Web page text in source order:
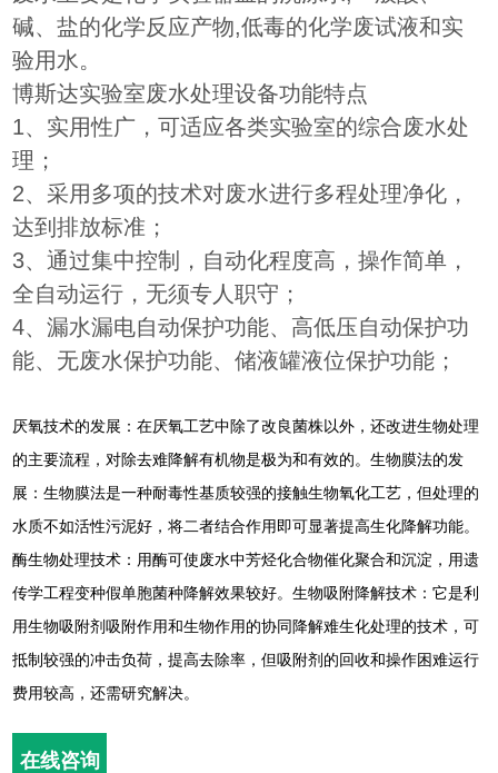
碱、盐的化学反应产物,低毒的化学废试液和实
验用水。
博斯达实验室废水处理设备功能特点
1、实用性广，可适应各类实验室的综合废水处
理；
2、采用多项的技术对废水进行多程处理净化，
达到排放标准；
3、通过集中控制，自动化程度高，操作简单，
全自动运行，无须专人职守；
4、漏水漏电自动保护功能、高低压自动保护功
能、无废水保护功能、储液罐液位保护功能；
厌氧技术的发展：在厌氧工艺中除了改良菌株以外，还改进生物处理
的主要流程，对除去难降解有机物是极为和有效的。生物膜法的发
展：生物膜法是一种耐毒性基质较强的接触生物氧化工艺，但处理的
水质不如活性污泥好，将二者结合作用即可显著提高生化降解功能。
酶生物处理技术：用酶可使废水中芳烃化合物催化聚合和沉淀，用遗
传学工程变种假单胞菌种降解效果较好。生物吸附降解技术：它是利
用生物吸附剂吸附作用和生物作用的协同降解难生化处理的技术，可
抵制较强的冲击负荷，提高去除率，但吸附剂的回收和操作困难运行
费用较高，还需研究解决。
在线咨询